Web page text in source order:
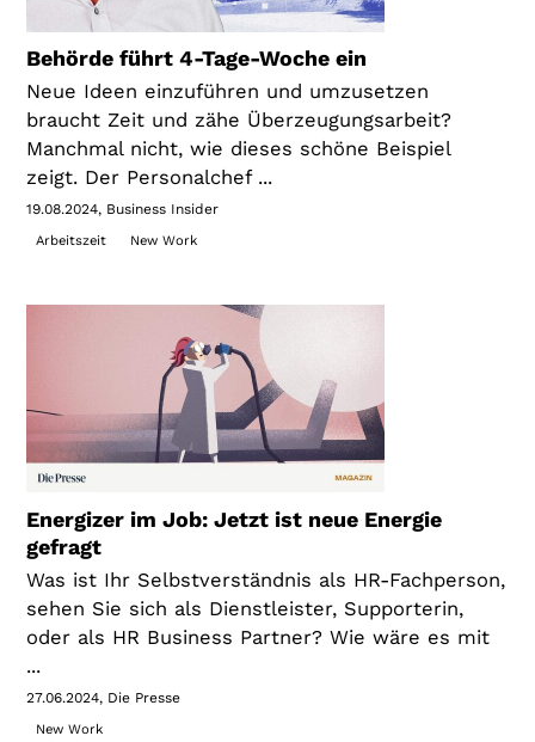
Behörde führt 4-Tage-Woche ein
Neue Ideen einzuführen und umzusetzen
braucht Zeit und zähe Überzeugungsarbeit?
Manchmal nicht, wie dieses schöne Beispiel
zeigt. Der Personalchef ...
19.08.2024 Business Insider
Arbeitszeit New Work
Energizer im Job: Jetzt ist neue Energie
gefragt
Was ist Ihr Selbstverständnis als HR-Fachperson,
sehen Sie sich als Dienstleister, Supporterin,
oder als HR Business Partner? Wie wäre es mit
...
27.06.2024 Die Presse
New Work